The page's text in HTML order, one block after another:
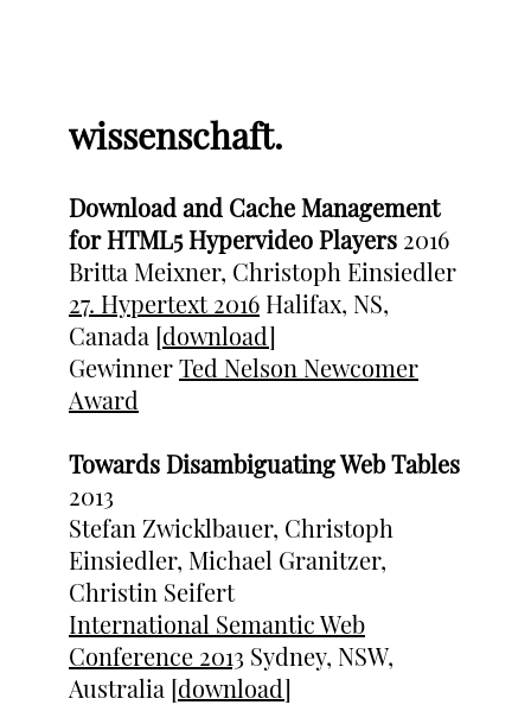
wissenschaft.
Download and Cache Management
for HTML5 Hypervideo Players 2016
Britta Meixner, Christoph Einsiedler
27. Hypertext 2016 Halifax, NS,
Canada [download]
GewinnerTed Nelson Newcomer
Award
Towards Disambiguating Web Tables
2013
Stefan Zwicklbauer, Christoph
Einsiedler, Michael Granitzer,
Christin Seifert
International Semantic Web
Conference 2013 Sydney, NSW,
Australia [download]